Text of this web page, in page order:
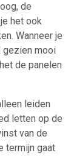
de
het ook
Wanneer je
gezien mooi
de panelen
leiden
letten op de
van de
termijn gaat